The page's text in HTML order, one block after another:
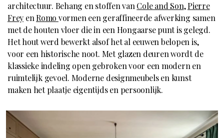
architectuur. Behang en stoffen vanCole and Son,Pierre
Frey enRomo vormen een geraffineerde afwerking samen
met de houten vloer die in een Hongaarse punt is gelegd.
Het hout werd bewerkt alsof het al eeuwen belopen is,
voor een historische noot. Met glazen deuren wordt de
klassieke indeling open gebroken voor een modern en
ruimtelijk gevoel. Moderne designmeubels en kunst
maken het plaatje eigentijds en persoonlijk.